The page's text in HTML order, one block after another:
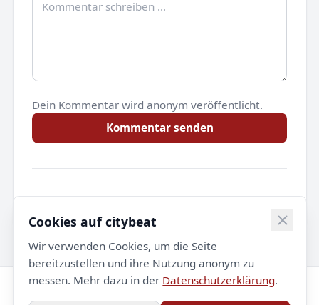
Dein Kommentar wird anonym veröffentlicht.
Kommentar senden
Noch keine Kommentare.
© 2026 citybeat. Alle Rechte vorbehalten.
Cookies auf citybeat
Wir verwenden Cookies, um die Seite
bereitzustellen und ihre Nutzung anonym zu
messen. Mehr dazu in der Datenschutzerklärung.